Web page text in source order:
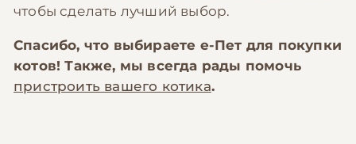
чтобы сделать лучший выбор.
Спасибо, что выбираете е-Пет для покупки
котов! Также, мы всегда рады помочь
пристроить вашего котика.